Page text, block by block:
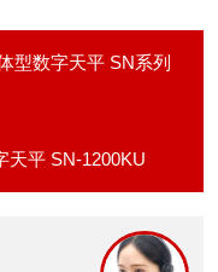
型数字天平 SN系列
天平 SN-1200KU